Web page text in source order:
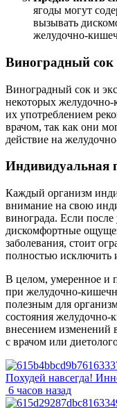
ягоды могут
вызывать
желудочно-
Виноградный сок
Виноградный сок и
некоторых
их употреблением
врачом, так как они
действие на
Индивидуальная
Каждый организм
внимание на свою
винограда. Если
дискомфортные
заболевания, стоит
полностью исключить
В целом, умеренное и
при желудочно-
полезным для
состояния желудочно-
внесением изменений
с врачом или
Похудей навсегда!
6 часов назад